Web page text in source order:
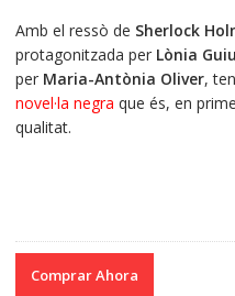
Amb el ressò de Sherlock
protagonitzada per Lònia Guiu
per Maria-Antònia Oliver,
novel·la negra que és, en
qualitat.
Comprar Ahora